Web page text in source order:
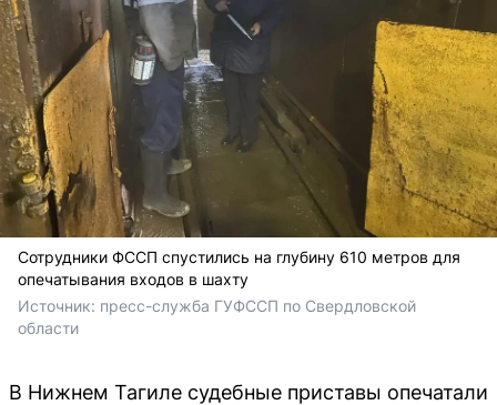
Сотрудники ФССП спустились на глубину 610 метров для
опечатывания входов в шахту
Источник: пресс-служба ГУФССП по Свердловской
области
В Нижнем Тагиле судебные приставы опечатали